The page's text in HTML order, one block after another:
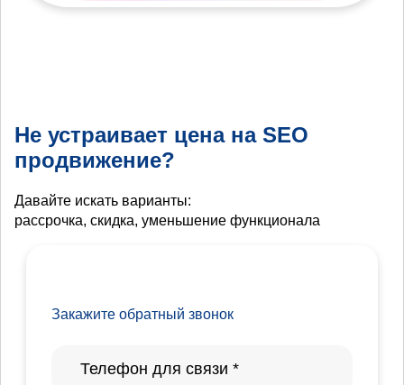
Не устраивает цена на SEO
продвижение?
Давайте искать варианты:
рассрочка, скидка, уменьшение функционала
Закажите обратный звонок